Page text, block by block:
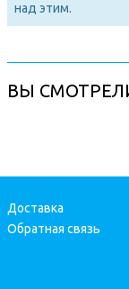
над этим.
ВЫ
Доставка
Обратная связь